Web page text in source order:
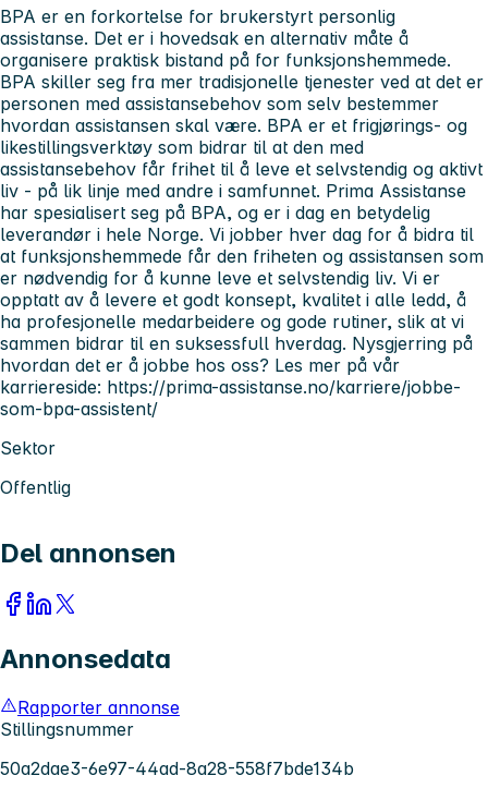
BPA er en forkortelse for brukerstyrt personlig
assistanse. Det er i hovedsak en alternativ måte å
organisere praktisk bistand på for funksjonshemmede.
BPA skiller seg fra mer tradisjonelle tjenester ved at det er
personen med assistansebehov som selv bestemmer
hvordan assistansen skal være. BPA er et frigjørings- og
likestillingsverktøy som bidrar til at den med
assistansebehov får frihet til å leve et selvstendig og aktivt
liv - på lik linje med andre i samfunnet. Prima Assistanse
har spesialisert seg på BPA, og er i dag en betydelig
leverandør i hele Norge. Vi jobber hver dag for å bidra til
at funksjonshemmede får den friheten og assistansen som
er nødvendig for å kunne leve et selvstendig liv. Vi er
opptatt av å levere et godt konsept, kvalitet i alle ledd, å
ha profesjonelle medarbeidere og gode rutiner, slik at vi
sammen bidrar til en suksessfull hverdag. Nysgjerring på
hvordan det er å jobbe hos oss? Les mer på vår
karriereside: https://prima-assistanse.no/karriere/jobbe-
som-bpa-assistent/
Sektor
Offentlig
Del annonsen
Annonsedata
Rapporter annonse
Stillingsnummer
50a2dae3-6e97-44ad-8a28-558f7bde134b